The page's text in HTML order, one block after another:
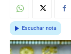
Escuchar nota